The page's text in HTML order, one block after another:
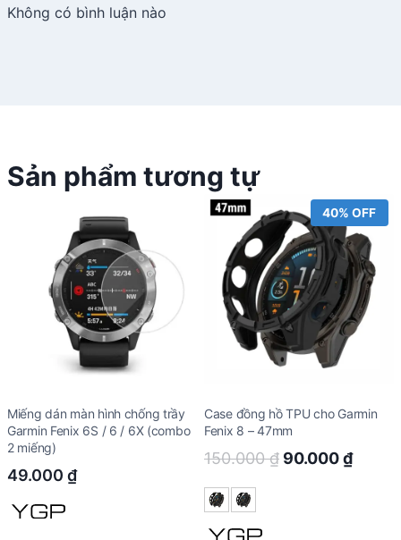
Không có bình luận nào
Sản phẩm tương tự
Miếng dán màn hình chống trầy
Garmin Fenix 6S / 6 / 6X (combo
2 miếng)
49.000 ₫
40% OFF
Case đồng hồ TPU cho Garmin
Fenix 8 – 47mm
150.000₫ Original
90.000₫